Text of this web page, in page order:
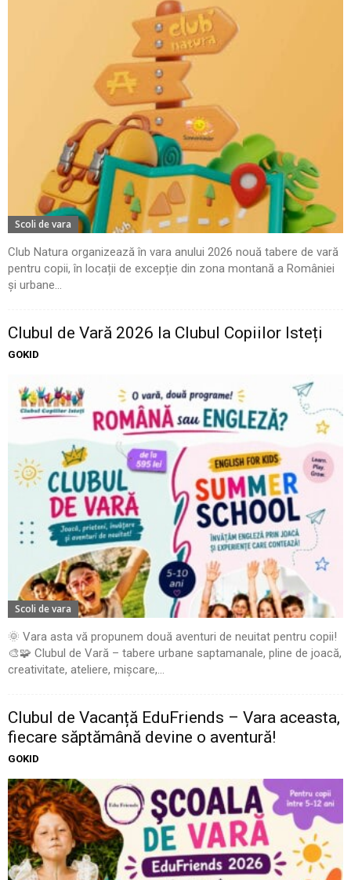
Scoli de vara
Club Natura organizează în vara anului 2026 nouă tabere de vară
pentru copii, în locații de excepție din zona montană a României
și urbane...
Clubul de Vară 2026 la Clubul Copiilor Isteți
GOKID
Scoli de vara
🌞 Vara asta vă propunem două aventuri de neuitat pentru copii!
🎨🧩 Clubul de Vară – tabere urbane saptamanale, pline de joacă,
creativitate, ateliere, mișcare,...
Clubul de Vacanță EduFriends – Vara aceasta,
fiecare săptămână devine o aventură!
GOKID